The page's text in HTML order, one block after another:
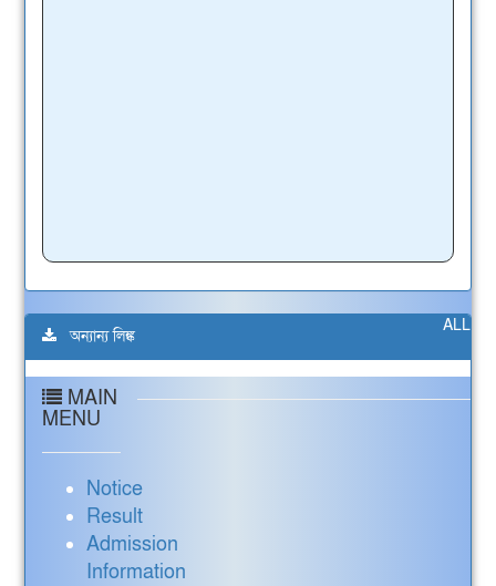
ALL
অন্যান্য লিঙ্ক
MAIN
MENU
Notice
Result
Admission
Information